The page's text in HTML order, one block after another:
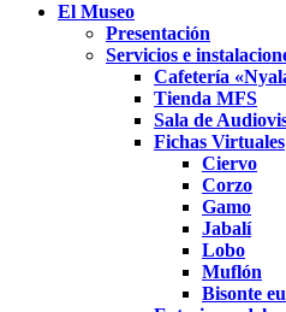
El Museo
Presentación
Servicios e
Cafetería
Tienda MFS
Sala de
Fichas Virtuales
Ciervo
Corzo
Gamo
Jabalí
Lobo
Muflón
Bisonte